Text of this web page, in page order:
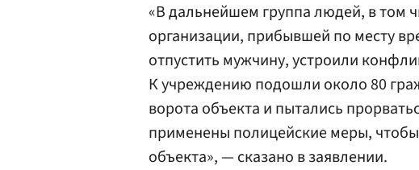
«В дальнейшем группа людей, в том
организации, прибывшей по месту
отпустить мужчину, устроили
К учреждению подошли около 80
ворота объекта и пытались
применены полицейские меры,
объекта», — сказано в заявлении.